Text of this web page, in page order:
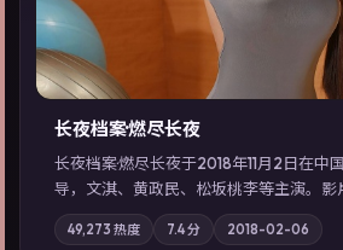
长夜档案·燃尽长夜
长夜档案·燃尽长夜于2018年11月2日在中
导，文淇、黄政民、松坂桃李等主演。影
亲情与职责必须在倒计时结束前做出抉择
气质；站内亦可通过「国产免费观看高清
49,273 热度 7.4分 2018-02-06